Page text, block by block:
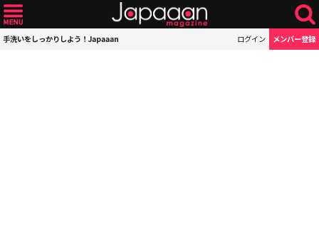
手洗いをしっかりしよう！Japaaan ログイン メンバー登録